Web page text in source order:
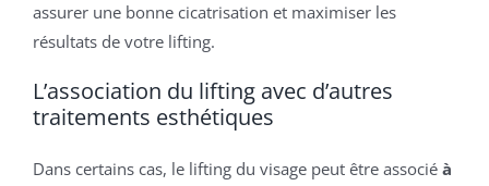
assurer une bonne cicatrisation et maximiser les
résultats de votre lifting.
L’association du lifting avec d’autres
traitements esthétiques
Dans certains cas, le lifting du visage peut être associé à